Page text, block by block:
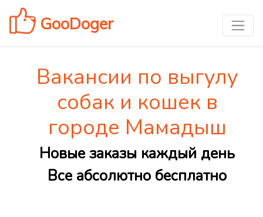
GooDoger
Вакансии по выгулу
собак и кошек в
городе Мамадыш
Новые заказы каждый день
Все абсолютно бесплатно